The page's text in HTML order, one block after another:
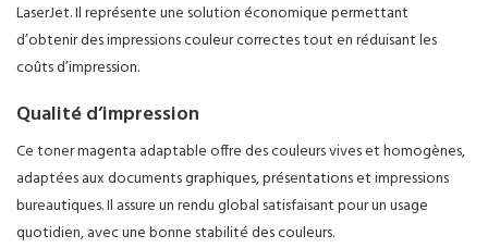
LaserJet. Il représente une solution économique permettant
d’obtenir des impressions couleur correctes tout en réduisant les
coûts d’impression.
Qualité d’impression
Ce toner magenta adaptable offre des couleurs vives et homogènes,
adaptées aux documents graphiques, présentations et impressions
bureautiques. Il assure un rendu global satisfaisant pour un usage
quotidien, avec une bonne stabilité des couleurs.